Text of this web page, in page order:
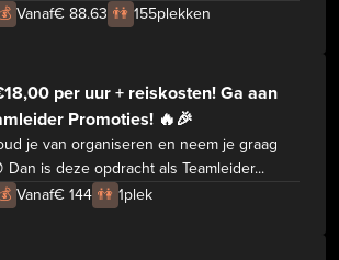
Vanaf€ 88.63 👫 155plekken
per uur + reiskosten! Ga aan
Promoties! 🔥🎉
je van organiseren en neem je graag
is deze opdracht als Teamleider...
Vanaf€ 144 👫 1plek